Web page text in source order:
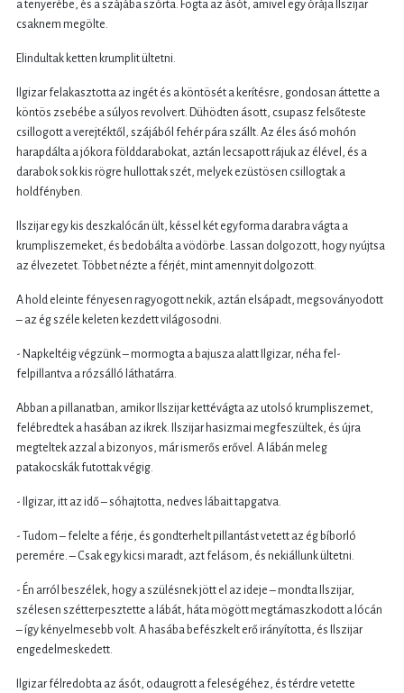
a tenyerébe, és a szájába szórta. Fogta az ásót, amivel egy órája Ilszijar
csaknem megölte.
Elindultak ketten krumplit ültetni.
Ilgizar felakasztotta az ingét és a köntösét a kerítésre, gondosan áttette a
köntös zsebébe a súlyos revolvert. Dühödten ásott, csupasz felsőteste
csillogott a verejtéktől, szájából fehér pára szállt. Az éles ásó mohón
harapdálta a jókora földdarabokat, aztán lecsapott rájuk az élével, és a
darabok sok kis rögre hullottak szét, melyek ezüstösen csillogtak a
holdfényben.
Ilszijar egy kis deszkalócán ült, késsel két egyforma darabra vágta a
krumpliszemeket, és bedobálta a vödörbe. Lassan dolgozott, hogy nyújtsa
az élvezetet. Többet nézte a férjét, mint amennyit dolgozott.
A hold eleinte fényesen ragyogott nekik, aztán elsápadt, megsoványodott
– az ég széle keleten kezdett világosodni.
- Napkeltéig végzünk – mormogta a bajusza alatt Ilgizar, néha fel-
felpillantva a rózsálló láthatárra.
Abban a pillanatban, amikor Ilszijar kettévágta az utolsó krumpliszemet,
felébredtek a hasában az ikrek. Ilszijar hasizmai megfeszültek, és újra
megteltek azzal a bizonyos, már ismerős erővel. A lábán meleg
patakocskák futottak végig.
- Ilgizar, itt az idő – sóhajtotta, nedves lábait tapgatva.
- Tudom – felelte a férje, és gondterhelt pillantást vetett az ég bíborló
peremére. – Csak egy kicsi maradt, azt felásom, és nekiállunk ültetni.
- Én arról beszélek, hogy a szülésnek jött el az ideje – mondta Ilszijar,
szélesen szétterpesztette a lábát, háta mögött megtámaszkodott a lócán
– így kényelmesebb volt. A hasába befészkelt erő irányította, és Ilszijar
engedelmeskedett.
Ilgizar félredobta az ásót, odaugrott a feleségéhez, és térdre vetette